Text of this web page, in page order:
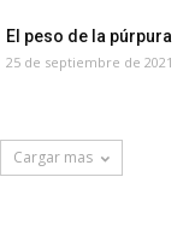
El peso de la púrpura
25 de septiembre de 2021
Cargar mas